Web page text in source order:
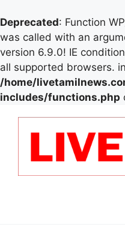
Deprecated: Function
was called with an
version 6.9.0! IE
all supported browsers. in
/home/
includes/functions.php